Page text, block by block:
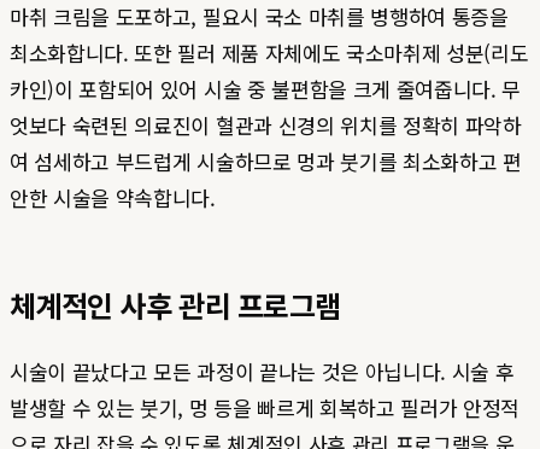
마취 크림을 도포하고, 필요시 국소 마취를 병행하여 통증을
최소화합니다. 또한 필러 제품 자체에도 국소마취제 성분(리도
카인)이 포함되어 있어 시술 중 불편함을 크게 줄여줍니다. 무
엇보다 숙련된 의료진이 혈관과 신경의 위치를 정확히 파악하
여 섬세하고 부드럽게 시술하므로 멍과 붓기를 최소화하고 편
안한 시술을 약속합니다.
체계적인 사후 관리 프로그램
시술이 끝났다고 모든 과정이 끝나는 것은 아닙니다. 시술 후
발생할 수 있는 붓기, 멍 등을 빠르게 회복하고 필러가 안정적